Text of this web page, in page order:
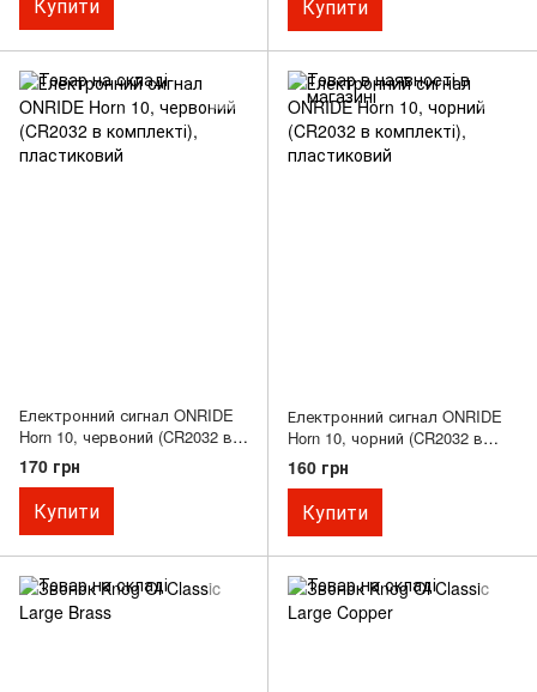
Купити
Електронний сигнал ONRIDE
Horn 10, червоний (CR2032 в
комплекті), пластиковий
170 грн
Купити
Електронний сигнал ONRIDE
Horn 10, чорний (CR2032 в
комплекті), пластиковий
160 грн
Купити